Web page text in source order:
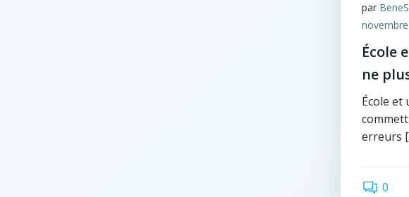
par
École
ne
École et
erreurs
0